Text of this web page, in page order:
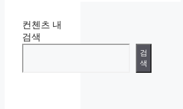
컨첸츠 내
검색
검
색